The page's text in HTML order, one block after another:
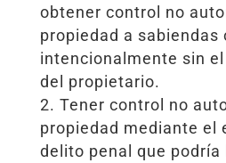
obtener control no
propiedad a sabiendas
intencionalmente sin
del propietario.
Tener control no
propiedad mediante el
delito penal que podría